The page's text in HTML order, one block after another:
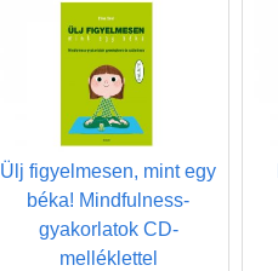
Ülj figyelmesen, mint egy
béka! Mindfulness-
gyakorlatok CD-
melléklettel